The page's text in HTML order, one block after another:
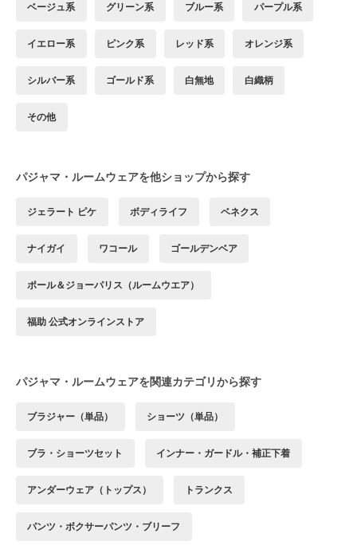
ベージュ系 グリーン系 ブルー系 パープル系
イエロー系 ピンク系 レッド系 オレンジ系
シルバー系 ゴールド系 白無地 白織柄
その他
パジャマ・ルームウェアを他ショップから探す
ジェラート ピケ ボディライフ ベネクス
ナイガイ ワコール ゴールデンベア
ポール＆ジョーパリス（ルームウエア）
福助 公式オンラインストア
パジャマ・ルームウェアを関連カテゴリから探す
ブラジャー（単品） ショーツ（単品）
ブラ・ショーツセット インナー・ガードル・補正下着
アンダーウェア（トップス） トランクス
パンツ・ボクサーパンツ・ブリーフ